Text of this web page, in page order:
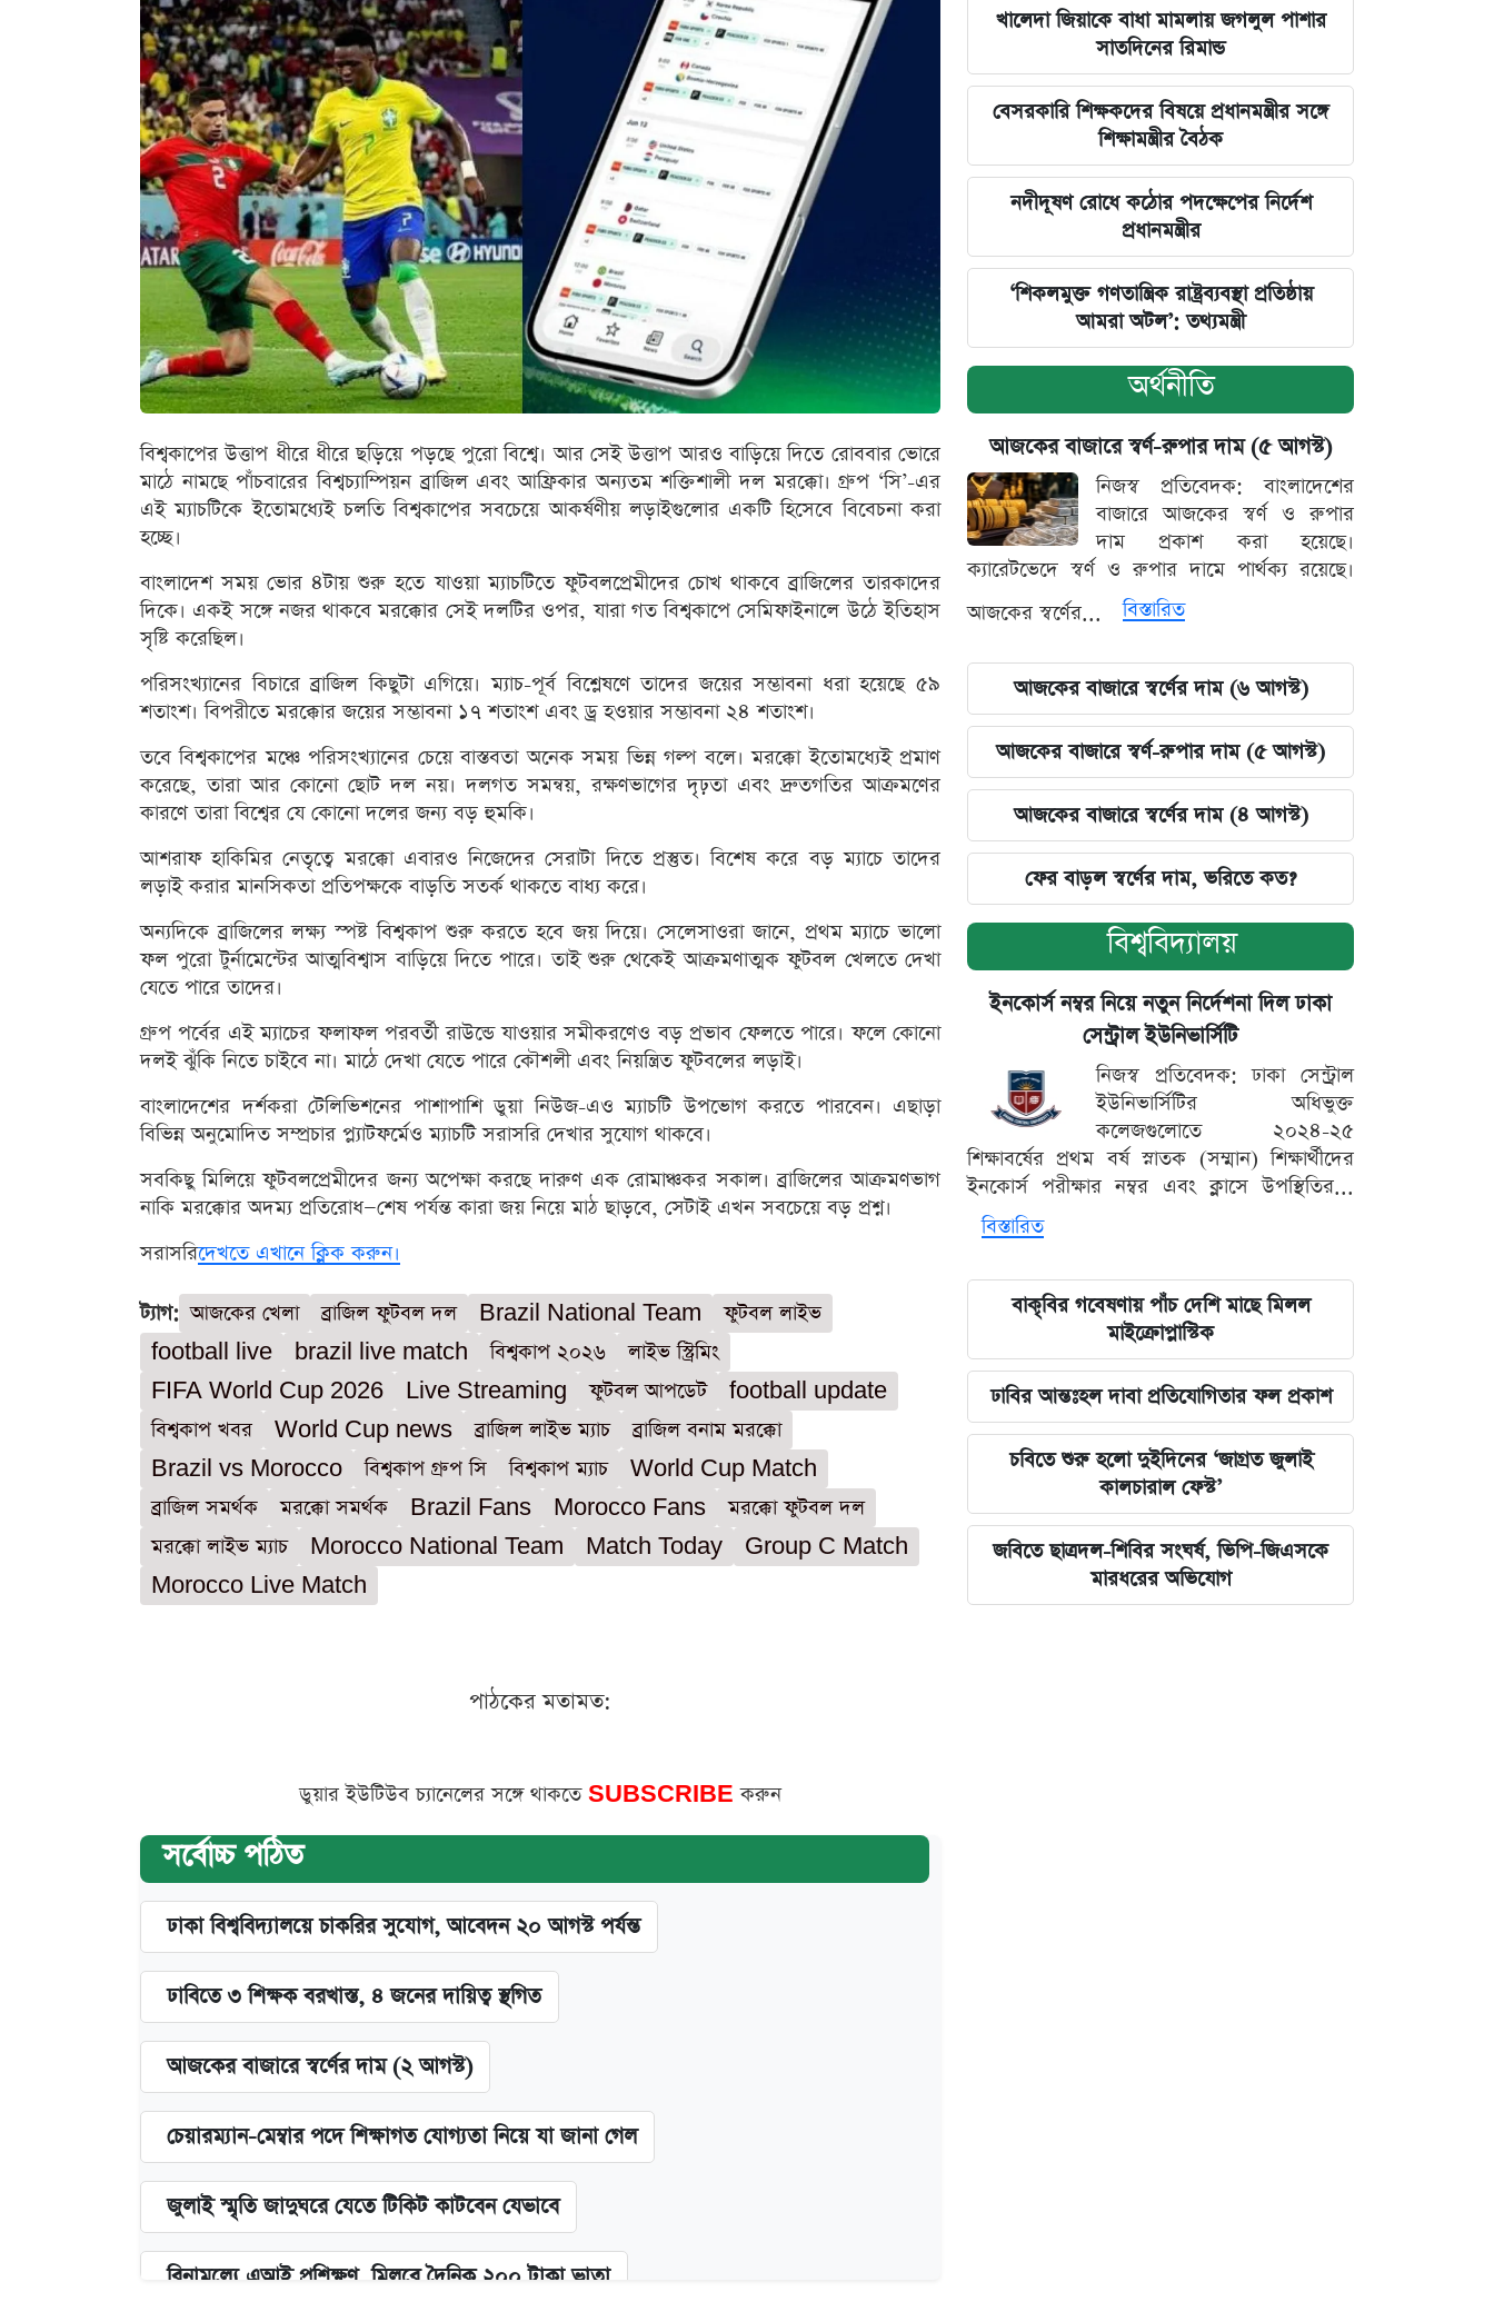
বিশ্বকাপের উত্তাপ ধীরে ধীরে ছড়িয়ে পড়ছে পুরো বিশ্বে। আর সেই উত্তাপ আরও বাড়িয়ে দিতে রোববার ভোরে
মাঠে নামছে পাঁচবারের বিশ্বচ্যাম্পিয়ন ব্রাজিল এবং আফ্রিকার অন্যতম শক্তিশালী দল মরক্কো। গ্রুপ ‘সি’-এর
এই ম্যাচটিকে ইতোমধ্যেই চলতি বিশ্বকাপের সবচেয়ে আকর্ষণীয় লড়াইগুলোর একটি হিসেবে বিবেচনা করা
হচ্ছে।
বাংলাদেশ সময় ভোর ৪টায় শুরু হতে যাওয়া ম্যাচটিতে ফুটবলপ্রেমীদের চোখ থাকবে ব্রাজিলের তারকাদের
দিকে। একই সঙ্গে নজর থাকবে মরক্কোর সেই দলটির ওপর, যারা গত বিশ্বকাপে সেমিফাইনালে উঠে ইতিহাস
সৃষ্টি করেছিল।
পরিসংখ্যানের বিচারে ব্রাজিল কিছুটা এগিয়ে। ম্যাচ-পূর্ব বিশ্লেষণে তাদের জয়ের সম্ভাবনা ধরা হয়েছে ৫৯
শতাংশ। বিপরীতে মরক্কোর জয়ের সম্ভাবনা ১৭ শতাংশ এবং ড্র হওয়ার সম্ভাবনা ২৪ শতাংশ।
তবে বিশ্বকাপের মঞ্চে পরিসংখ্যানের চেয়ে বাস্তবতা অনেক সময় ভিন্ন গল্প বলে। মরক্কো ইতোমধ্যেই প্রমাণ
করেছে, তারা আর কোনো ছোট দল নয়। দলগত সমন্বয়, রক্ষণভাগের দৃঢ়তা এবং দ্রুতগতির আক্রমণের
কারণে তারা বিশ্বের যে কোনো দলের জন্য বড় হুমকি।
আশরাফ হাকিমির নেতৃত্বে মরক্কো এবারও নিজেদের সেরাটা দিতে প্রস্তুত। বিশেষ করে বড় ম্যাচে তাদের
লড়াই করার মানসিকতা প্রতিপক্ষকে বাড়তি সতর্ক থাকতে বাধ্য করে।
অন্যদিকে ব্রাজিলের লক্ষ্য স্পষ্ট বিশ্বকাপ শুরু করতে হবে জয় দিয়ে। সেলেসাওরা জানে, প্রথম ম্যাচে ভালো
ফল পুরো টুর্নামেন্টের আত্মবিশ্বাস বাড়িয়ে দিতে পারে। তাই শুরু থেকেই আক্রমণাত্মক ফুটবল খেলতে দেখা
যেতে পারে তাদের।
গ্রুপ পর্বের এই ম্যাচের ফলাফল পরবর্তী রাউন্ডে যাওয়ার সমীকরণেও বড় প্রভাব ফেলতে পারে। ফলে কোনো
দলই ঝুঁকি নিতে চাইবে না। মাঠে দেখা যেতে পারে কৌশলী এবং নিয়ন্ত্রিত ফুটবলের লড়াই।
বাংলাদেশের দর্শকরা টেলিভিশনের পাশাপাশি ডুয়া নিউজ-এও ম্যাচটি উপভোগ করতে পারবেন। এছাড়া
বিভিন্ন অনুমোদিত সম্প্রচার প্ল্যাটফর্মেও ম্যাচটি সরাসরি দেখার সুযোগ থাকবে।
সবকিছু মিলিয়ে ফুটবলপ্রেমীদের জন্য অপেক্ষা করছে দারুণ এক রোমাঞ্চকর সকাল। ব্রাজিলের আক্রমণভাগ
নাকি মরক্কোর অদম্য প্রতিরোধ—শেষ পর্যন্ত কারা জয় নিয়ে মাঠ ছাড়বে, সেটাই এখন সবচেয়ে বড় প্রশ্ন।
সরাসরিদেখতে এখানে ক্লিক করুন।
ট্যাগ: আজকের খেলা ব্রাজিল ফুটবল দল Brazil National Team
ফুটবল লাইভ
football live
brazil live match বিশ্বকাপ ২০২৬
লাইভ স্ট্রিমিং
FIFA World Cup 2026
Live Streaming ফুটবল আপডেট
football update
বিশ্বকাপ খবর
World Cup news ব্রাজিল লাইভ ম্যাচ
ব্রাজিল বনাম মরক্কো
Brazil vs Morocco
বিশ্বকাপ গ্রুপ সি বিশ্বকাপ ম্যাচ
World Cup Match
ব্রাজিল সমর্থক
মরক্কো সমর্থক Brazil Fans Morocco Fans
মরক্কো ফুটবল দল
মরক্কো লাইভ ম্যাচ
Morocco National Team Match Today
Group C Match
Morocco Live Match
পাঠকের মতামত:
ডুয়ার ইউটিউব চ্যানেলের সঙ্গে থাকতে SUBSCRIBEকরুন
সর্বোচ্চ পঠিত
ঢাকা বিশ্ববিদ্যালয়ে চাকরির সুযোগ, আবেদন ২০ আগস্ট পর্যন্ত
ঢাবিতে ৩ শিক্ষক বরখাস্ত, ৪ জনের দায়িত্ব স্থগিত
আজকের বাজারে স্বর্ণের দাম (২ আগস্ট)
চেয়ারম্যান-মেম্বার পদে শিক্ষাগত যোগ্যতা নিয়ে যা জানা গেল
জুলাই স্মৃতি জাদুঘরে যেতে টিকিট কাটবেন যেভাবে
বিনামূল্যে এআই প্রশিক্ষণ, মিলবে দৈনিক ২০০ টাকা ভাতা
খালেদা জিয়াকে বাধা মামলায় জগলুল পাশার
সাতদিনের রিমান্ড
বেসরকারি শিক্ষকদের বিষয়ে প্রধানমন্ত্রীর সঙ্গে
শিক্ষামন্ত্রীর বৈঠক
নদীদূষণ রোধে কঠোর পদক্ষেপের নির্দেশ
প্রধানমন্ত্রীর
‘শিকলমুক্ত গণতান্ত্রিক রাষ্ট্রব্যবস্থা প্রতিষ্ঠায়
আমরা অটল’: তথ্যমন্ত্রী
অর্থনীতি
আজকের বাজারে স্বর্ণ-রুপার দাম (৫ আগস্ট)
নিজস্ব প্রতিবেদক: বাংলাদেশের
বাজারে আজকের স্বর্ণ ও রুপার
দাম প্রকাশ করা হয়েছে।
ক্যারেটভেদে স্বর্ণ ও রুপার দামে পার্থক্য রয়েছে।
আজকের স্বর্ণের...
বিস্তারিত
আজকের বাজারে স্বর্ণের দাম (৬ আগস্ট)
আজকের বাজারে স্বর্ণ-রুপার দাম (৫ আগস্ট)
আজকের বাজারে স্বর্ণের দাম (৪ আগস্ট)
ফের বাড়ল স্বর্ণের দাম, ভরিতে কত?
বিশ্ববিদ্যালয়
ইনকোর্স নম্বর নিয়ে নতুন নির্দেশনা দিল ঢাকা
সেন্ট্রাল ইউনিভার্সিটি
নিজস্ব প্রতিবেদক: ঢাকা সেন্ট্রাল
ইউনিভার্সিটির অধিভুক্ত
কলেজগুলোতে ২০২৪-২৫
শিক্ষাবর্ষের প্রথম বর্ষ স্নাতক (সম্মান) শিক্ষার্থীদের
ইনকোর্স পরীক্ষার নম্বর এবং ক্লাসে উপস্থিতির...
বিস্তারিত
বাকৃবির গবেষণায় পাঁচ দেশি মাছে মিলল
মাইক্রোপ্লাস্টিক
ঢাবির আন্তঃহল দাবা প্রতিযোগিতার ফল প্রকাশ
চবিতে শুরু হলো দুইদিনের ‘জাগ্রত জুলাই
কালচারাল ফেস্ট’
জবিতে ছাত্রদল-শিবির সংঘর্ষ, ভিপি-জিএসকে
মারধরের অভিযোগ